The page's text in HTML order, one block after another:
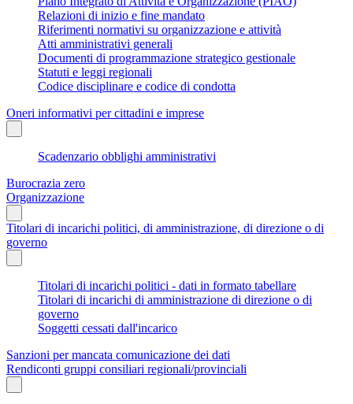
Relazioni di inizio e fine mandato
Riferimenti normativi su organizzazione e attività
Atti amministrativi generali
Documenti di programmazione strategico gestionale
Statuti e leggi regionali
Codice disciplinare e codice di condotta
Oneri informativi per cittadini e imprese
Scadenzario obblighi amministrativi
Burocrazia zero
Organizzazione
Titolari di incarichi politici, di amministrazione, di direzione o di
governo
Titolari di incarichi politici - dati in formato tabellare
Titolari di incarichi di amministrazione di direzione o di
governo
Soggetti cessati dall'incarico
Sanzioni per mancata comunicazione dei dati
Rendiconti gruppi consiliari regionali/provinciali